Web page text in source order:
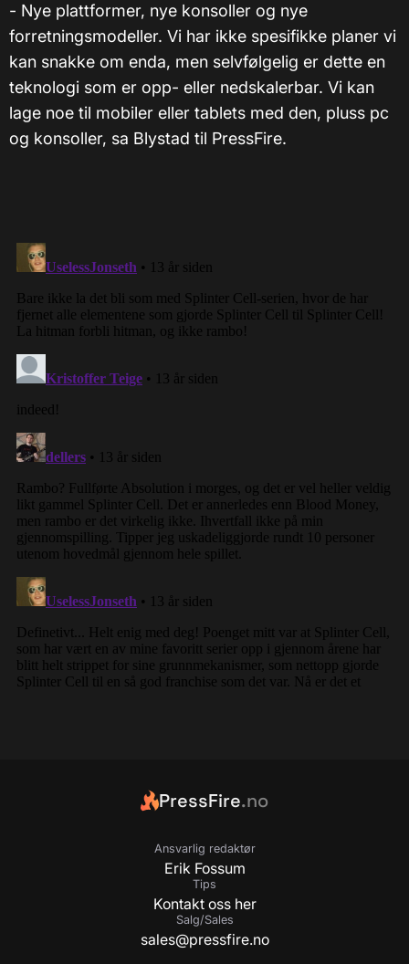
- Nye plattformer, nye konsoller og nye
forretningsmodeller. Vi har ikke spesifikke planer vi
kan snakke om enda, men selvfølgelig er dette en
teknologi som er opp- eller nedskalerbar. Vi kan
lage noe til mobiler eller tablets med den, pluss pc
og konsoller, sa Blystad til PressFire.
PressFire.no
Ansvarlig redaktør
Erik Fossum
Tips
Kontakt oss her
Salg/Sales
sales@pressfire.no